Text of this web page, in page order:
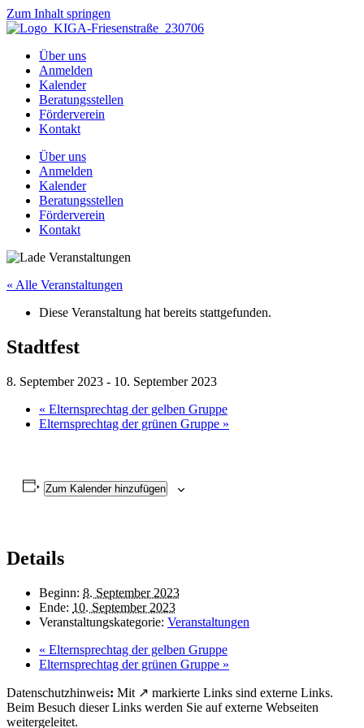
Zum Inhalt springen
Über uns
Anmelden
Kalender
Beratungsstellen
Förderverein
Kontakt
Über uns
Anmelden
Kalender
Beratungsstellen
Förderverein
Kontakt
« Alle Veranstaltungen
Diese Veranstaltung hat bereits stattgefunden.
Stadtfest
8. September 2023 - 10. September 2023
« Elternsprechtag der gelben Gruppe
Elternsprechtag der grünen Gruppe »
Zum Kalender hinzufügen
Details
Beginn: 8. September 2023
Ende: 10. September 2023
Veranstaltungskategorie: Veranstaltungen
« Elternsprechtag der gelben Gruppe
Elternsprechtag der grünen Gruppe »
Datenschutzhinweis: Mit ↗ markierte Links sind externe Links.
Beim Besuch dieser Links werden Sie auf externe Webseiten
weitergeleitet.